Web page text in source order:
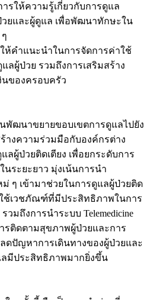
รให้ความรู้เกี่ยวกับการดูแล
ยและผู้ดูแล เพื่อพัฒนาทักษะใน
ห้คำแนะนำในการจัดการค่าใช้
ลผู้ป่วย รวมถึงการเสริมสร้าง
นของครอบครัว
พัฒนาขยายขอบเขตการดูแลไปยัง
างความร่วมมือกับองค์กรต่าง
ลผู้ป่วยติดเตียง เพื่อยกระดับการ
ระยะยาว มุ่งเน้นการนำ
ๆ เข้ามาช่วยในการดูแลผู้ป่วยติด
ใช้เวชภัณฑ์ที่มีประสิทธิภาพในการ
มถึงการนำระบบ Telemedicine
ารติดตามสุขภาพผู้ป่วยและการ
ดปัญหาการเดินทางของผู้ป่วยและ
มีประสิทธิภาพมากยิ่งขึ้น